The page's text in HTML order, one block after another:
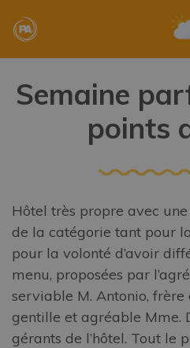
Semaine
points
Hôtel très propre avec
de la catégorie tant pour
pour la volonté d’avoir
menu, proposées par
serviable M. Antonio, frère
gentille et agréable Mme.
gérants de l’hôtel. Tout le